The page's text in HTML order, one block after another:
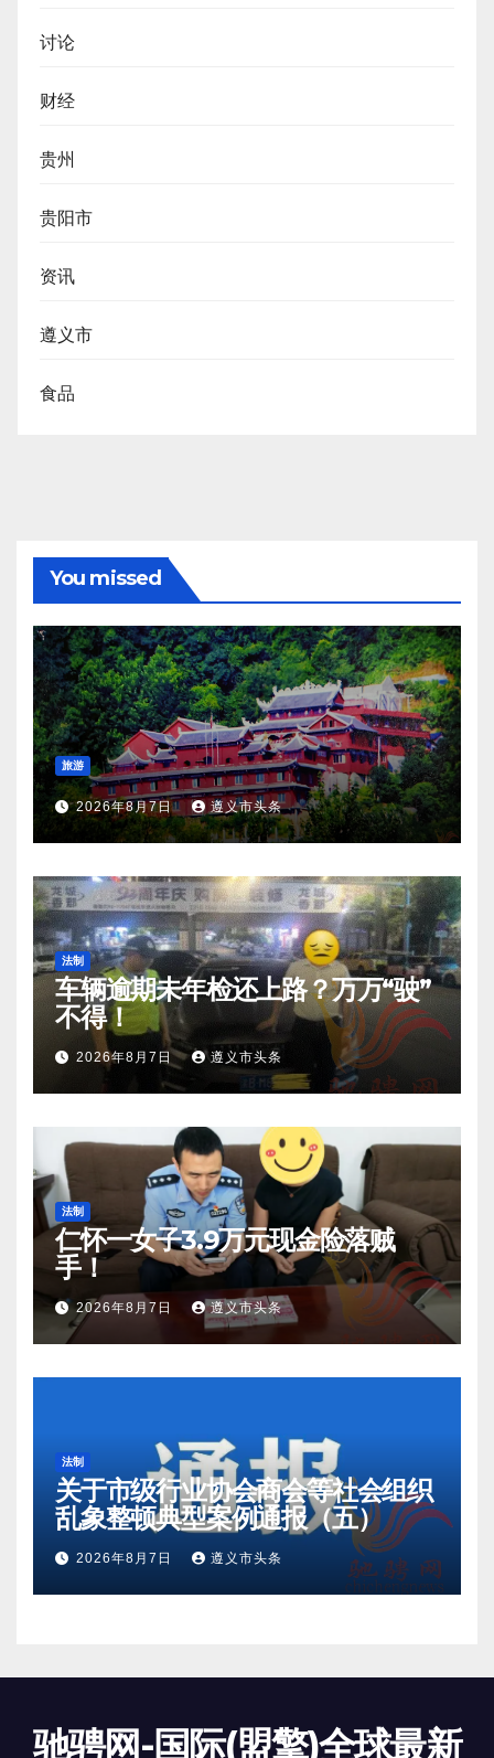
讨论
财经
贵州
贵阳市
资讯
遵义市
食品
You missed
旅游
2026年8月7日 遵义市头条
法制
车辆逾期未年检还上路？万万“驶”
不得！
2026年8月7日 遵义市头条
法制
仁怀一女子3.9万元现金险落贼
手！
2026年8月7日 遵义市头条
法制
关于市级行业协会商会等社会组织
乱象整顿典型案例通报（五）
2026年8月7日 遵义市头条
驰骋网-国际(盟擎)全球最新